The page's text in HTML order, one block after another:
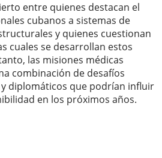
entre quienes destacan el
cubanos a sistemas de
y quienes cuestionan
cuales se desarrollan estos
las misiones médicas
combinación de desafíos
diplomáticos que podrían influir
en los próximos años.